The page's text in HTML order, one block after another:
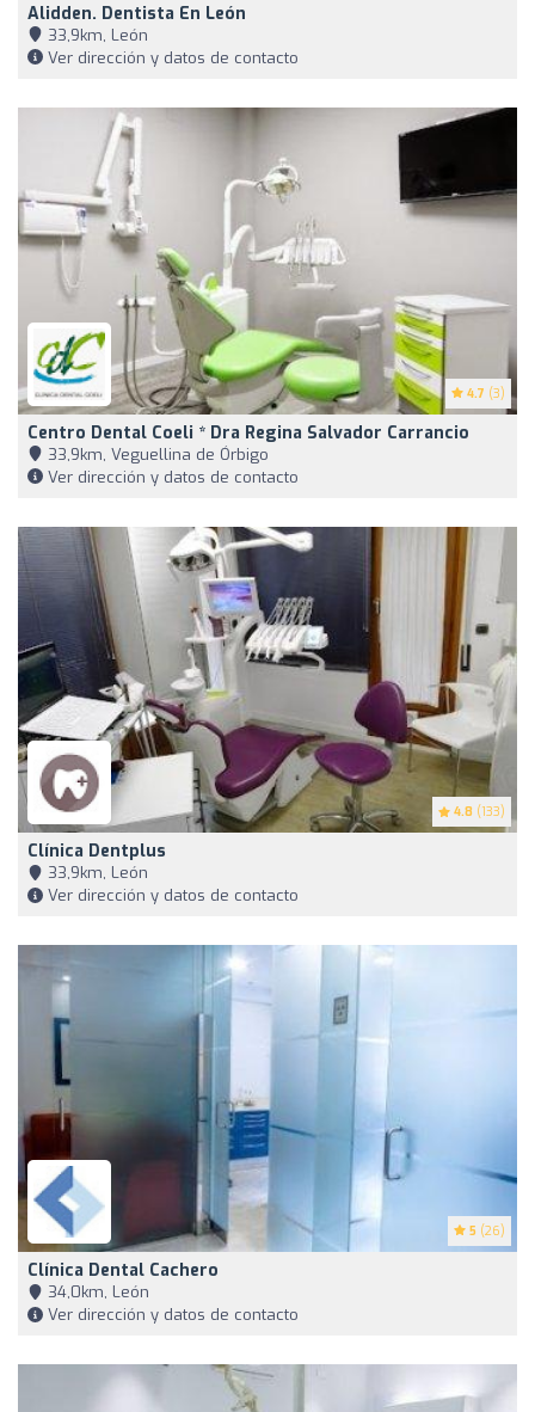
Alidden. Dentista En León
33,9km, León
Ver dirección y datos de contacto
4.7 (3)
Centro Dental Coeli * Dra Regina Salvador Carrancio
33,9km, Veguellina de Órbigo
Ver dirección y datos de contacto
4.8 (133)
Clínica Dentplus
33,9km, León
Ver dirección y datos de contacto
5 (26)
Clínica Dental Cachero
34,0km, León
Ver dirección y datos de contacto